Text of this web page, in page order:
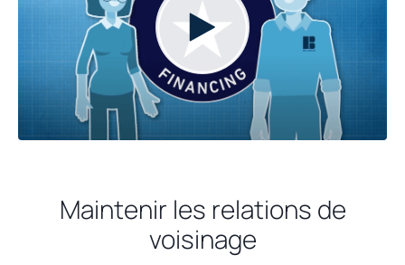
Maintenir les relations de
voisinage